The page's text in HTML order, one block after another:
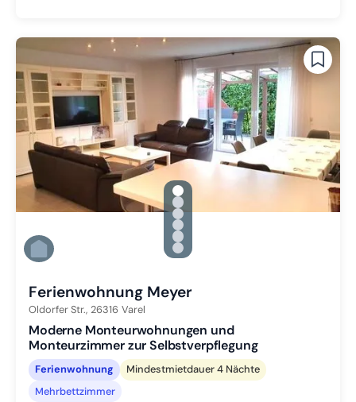
gallery.slide_selector
Zu Slide 1 wechseln
Zu Slide 2 wechseln
Zu Slide 3 wechseln
Zu Slide 4 wechseln
Zu Slide 5 wechseln
Zu Slide 6 wechseln
Ferienwohnung Meyer
Oldorfer Str., 26316 Varel
Moderne Monteurwohnungen und
Monteurzimmer zur Selbstverpflegung
Ferienwohnung
Mindestmietdauer 4 Nächte
Mehrbettzimmer